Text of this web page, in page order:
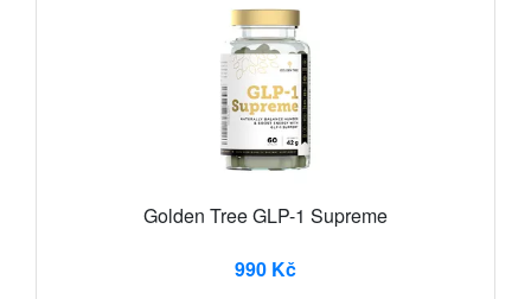
Golden Tree GLP-1 Supreme
990 Kč